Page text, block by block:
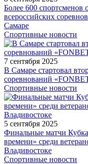
Более 600 спортсменов
всероссийских
Самаре
Спортивные новости
7 сентября 2025
В Самаре стартовал
соревнований
Спортивные новости
5 сентября 2025
Финальные матчи
времени» среди
Владивостоке
Спортивные новости